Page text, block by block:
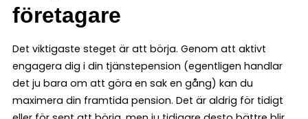
företagare
Det viktigaste steget är att börja. Genom att aktivt
engagera dig i din tjänstepension (egentligen handlar
det ju bara om att göra en sak en gång) kan du
maximera din framtida pension. Det är aldrig för tidigt